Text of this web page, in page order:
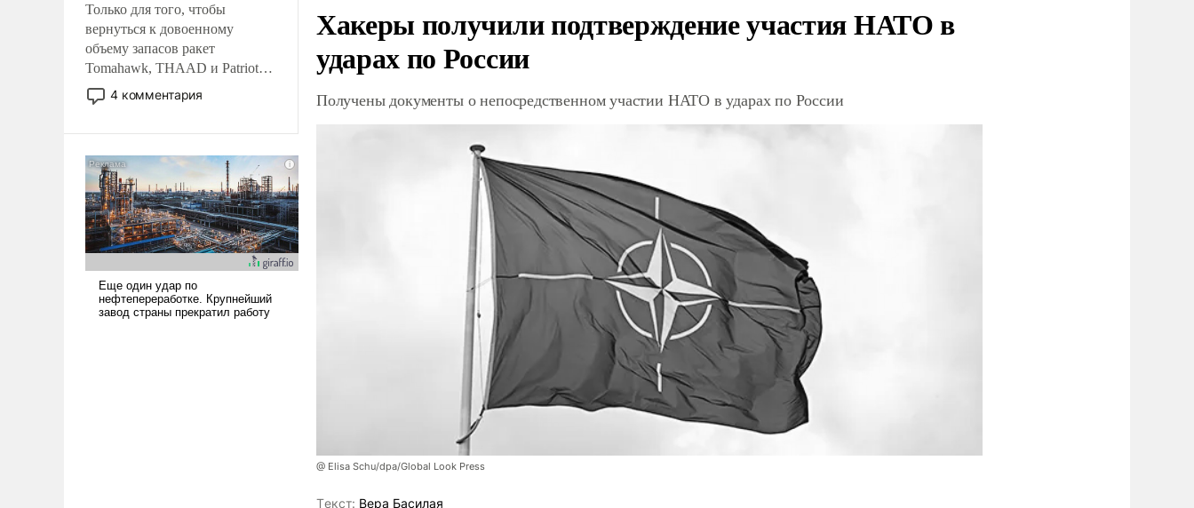
Только для того, чтобы
вернуться к довоенному
объему запасов ракет
Tomahawk, THAAD и Patriot
США потребуется более трех
лет. Даже небольшая война с
Сложившаяся ситуация
означает многолетний период
уязвимости США, например,
перед Китаем.
4 комментария
Хакеры получили подтверждение участия НАТО в
ударах по России
Получены документы о непосредственном участии НАТО в ударах по России
@ Elisa Schu/dpa/Global Look Press
Tекст: Вера Басилая